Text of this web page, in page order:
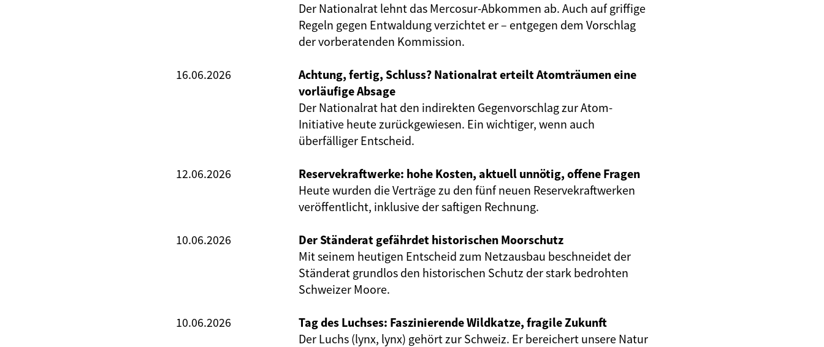
Der Nationalrat lehnt das Mercosur-Abkommen ab. Auch auf griffige
Regeln gegen Entwaldung verzichtet er – entgegen dem Vorschlag
der vorberatenden Kommission.
16.06.2026
Achtung, fertig, Schluss? Nationalrat erteilt Atomträumen eine
vorläufige Absage
Der Nationalrat hat den indirekten Gegenvorschlag zur Atom-
Initiative heute zurückgewiesen. Ein wichtiger, wenn auch
überfälliger Entscheid.
12.06.2026
Reservekraftwerke: hohe Kosten, aktuell unnötig, offene Fragen
Heute wurden die Verträge zu den fünf neuen Reservekraftwerken
veröffentlicht, inklusive der saftigen Rechnung.
10.06.2026
Der Ständerat gefährdet historischen Moorschutz
Mit seinem heutigen Entscheid zum Netzausbau beschneidet der
Ständerat grundlos den historischen Schutz der stark bedrohten
Schweizer Moore.
10.06.2026
Tag des Luchses: Faszinierende Wildkatze, fragile Zukunft
Der Luchs (lynx, lynx) gehört zur Schweiz. Er bereichert unsere Natur